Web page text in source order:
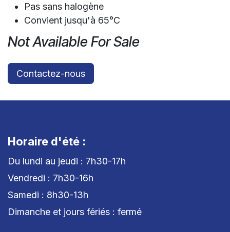
Pas sans halogène
Convient jusqu'à 65°C
Not Available For Sale
Contactez-nous
Horaire d'été :
Du lundi au jeudi : 7h30-17h
Vendredi : 7h30-16h
Samedi : 8h30-13h
Dimanche et jours fériés : fermé